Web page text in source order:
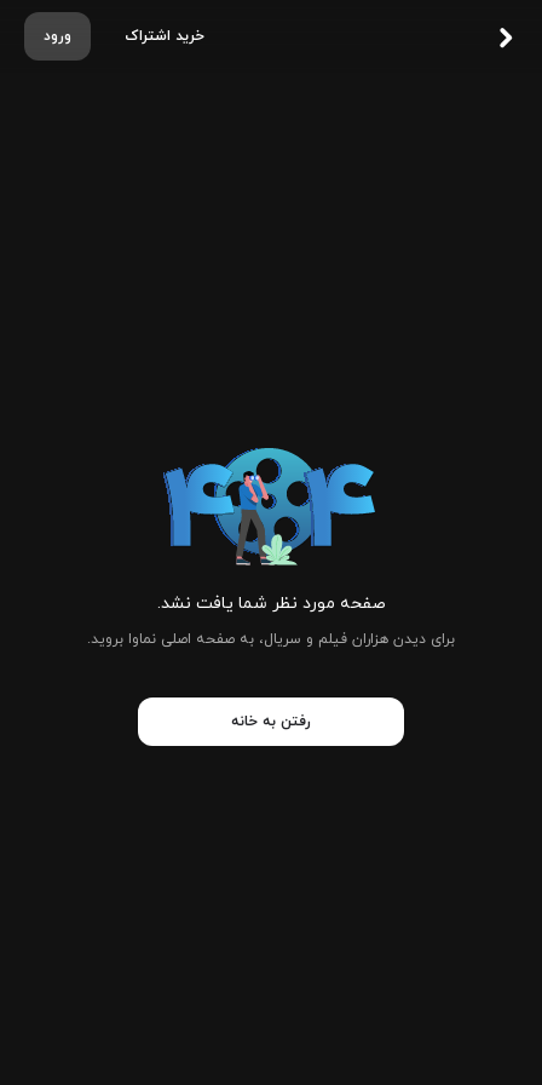
ورود خرید اشتراک
صفحه مورد نظر شما یافت نشد.
برای دیدن هزاران فیلم و سریال، به صفحه اصلی نماوا بروید.
رفتن به خانه